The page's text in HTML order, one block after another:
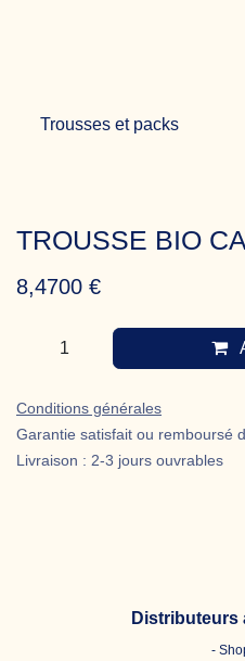
Trousses et packs
TROUSSE BIO
8,4700 €
Conditions générales
Garantie satisfait ou
Livraison : 2-3 jours ouvrables
Distributeurs
-